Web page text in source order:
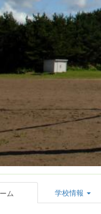
ム 学校情報